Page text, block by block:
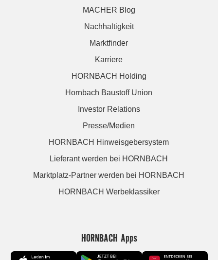
MACHER Blog
Nachhaltigkeit
Marktfinder
Karriere
HORNBACH Holding
Hornbach Baustoff Union
Investor Relations
Presse/Medien
HORNBACH Hinweisgebersystem
Lieferant werden bei HORNBACH
Marktplatz-Partner werden bei HORNBACH
HORNBACH Werbeklassiker
HORNBACH Apps